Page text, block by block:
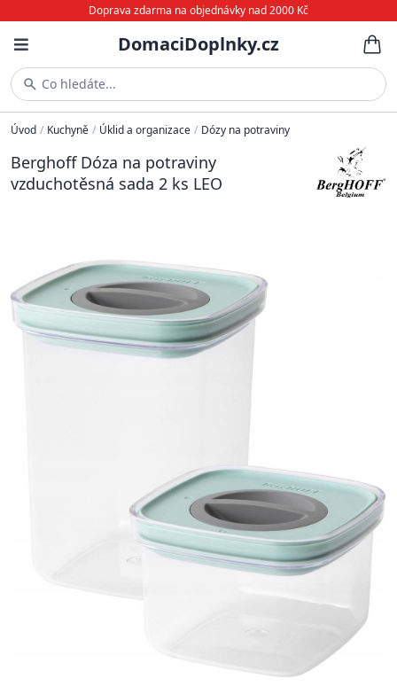
Doprava zdarma na objednávky nad 2000 Kč
DomaciDoplnky.cz
Co hledáte...
Úvod / Kuchyně / Úklid a organizace / Dózy na potraviny
Berghoff Dóza na potraviny
vzduchotěsná sada 2 ks LEO